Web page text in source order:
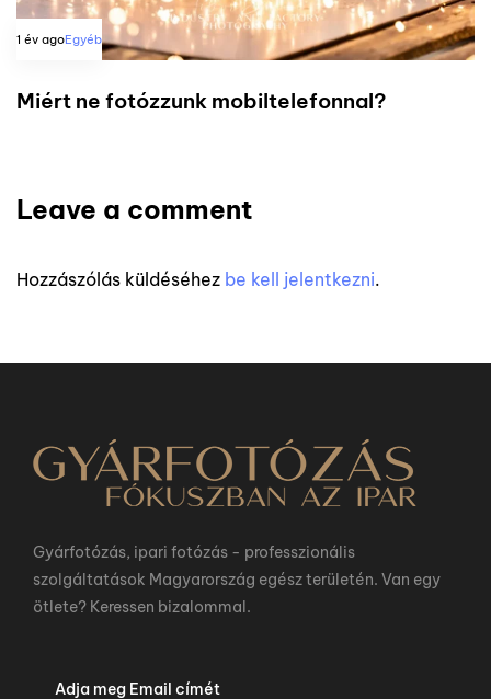
1 év agoEgyéb
Miért ne fotózzunk mobiltelefonnal?
Leave a comment
Hozzászólás küldéséhez be kell jelentkezni.
Gyárfotózás, ipari fotózás - professzionális
szolgáltatások Magyarország egész területén. Van egy
ötlete? Keressen bizalommal.